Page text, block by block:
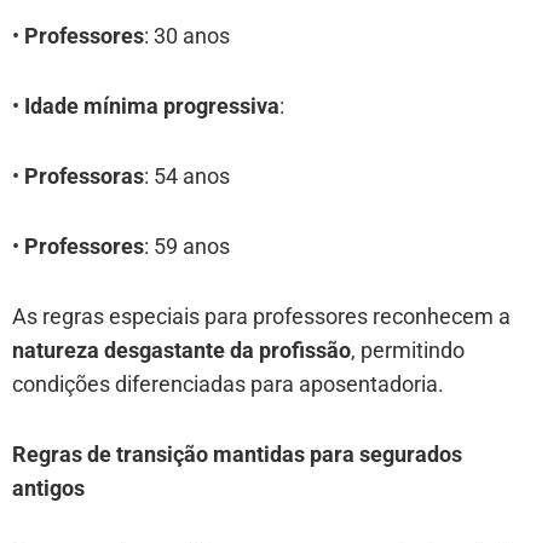
• Professores: 30 anos
• Idade mínima progressiva:
• Professoras: 54 anos
• Professores: 59 anos
As regras especiais para professores reconhecem a
natureza desgastante da profissão, permitindo
condições diferenciadas para aposentadoria.
Regras de transição mantidas para segurados
antigos